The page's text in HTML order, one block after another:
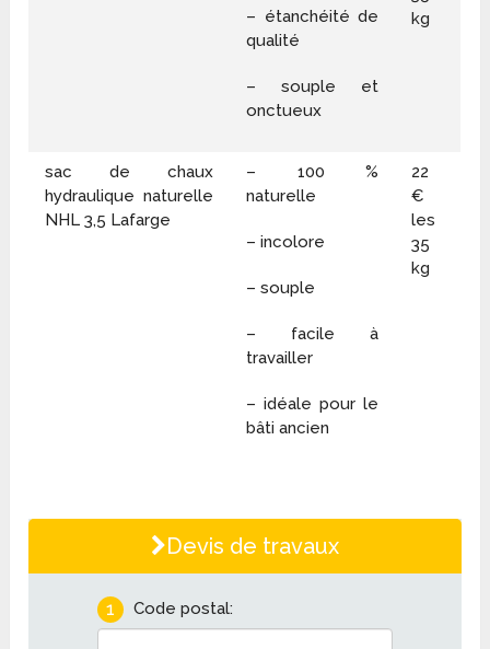
– étanchéité de
qualité
– souple et
onctueux
kg
sac de chaux
hydraulique naturelle
NHL 3,5 Lafarge
– 100 %
naturelle
– incolore
– souple
– facile à
travailler
– idéale pour le
bâti ancien
22
€
les
35
kg
Devis de travaux
1 Code postal: